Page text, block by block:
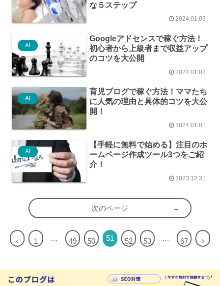
な５ステップ
2024.01.03
AI
Googleアドセンスで稼ぐ方法！
初心者から上級者まで収益アップ
のコツを大公開
2024.01.02
AI
育児ブログで稼ぐ方法！ママたち
に人気の理由と具体的コツを大公
開！
2024.01.01
AI
【手軽に無料で始める】注目のホ
ームページ作成ツール3つをご紹
介！
2023.12.31
次のページ
1 … 49 50 51 52 53 … 67